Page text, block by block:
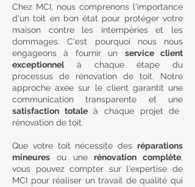
Chez MCI, nous comprenons l'importance
d'un toit en bon état pour protéger votre
maison contre les intempéries et les
dommages. C'est pourquoi nous nous
engageons à fournir un service client
exceptionnelà chaque étape du
processus de rénovation de toit. Notre
approche axée sur le client garantit une
communication transparente et une
satisfaction totaleà chaque projet de
rénovation de toit.
Que votre toit nécessite des réparations
mineures ou unerénovation complète,
vous pouvez compter sur l'expertise de
MCI pour réaliser un travail de qualité qui